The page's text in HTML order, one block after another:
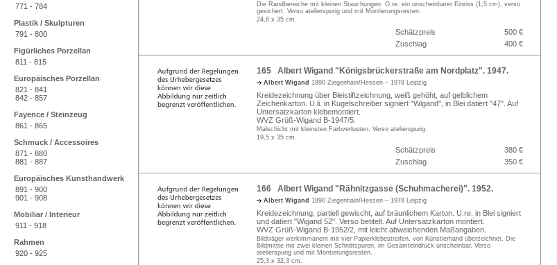
771 - 784
Plastik / Skulpturen
791 - 800
Figürliches Porzellan
811 - 815
Europäisches Porzellan
821 - 841
842 - 857
Fayence / Steinzeug
861 - 865
Schmuck / Accessoires
871 - 880
881 - 887
Europäisches Kunsthandwerk
891 - 900
901 - 908
Mobiliar / Interieur
911 - 918
Rahmen
920 - 925
Die Randbereiche mit kleinen Stauchungen. O.re. ein unscheinbarer Einriss (1,5 cm), verso
gesichert. Verso atelierspurig und mit Montierungsresten.
24,8 x 35 cm.
Schätzpreis
500 €
Zuschlag
400 €
165 Albert Wigand "Königsbrückerstraße am Nordplatz". 1947.
Albert Wigand 1890 Ziegenhain/Hessen – 1978 Leipzig
Kreidezeichnung über Bleistiftzeichnung, weiß gehöht, auf gelblichem
Zeichenkarton. U.li. in Kugelschreiber signiert "Wigand", in Blei datiert "47". Auf
Untersatzkarton klebemontiert.
WVZ Grüß-Wigand B-1947/5.
Malschicht mit kleinsten Farbverlusten. Verso atelierspurig.
19,5 x 35 cm.
Schätzpreis
380 €
Zuschlag
350 €
166 Albert Wigand "Rähnitzgasse (Schuhmacherei)". 1952.
Albert Wigand 1890 Ziegenhain/Hessen – 1978 Leipzig
Kreidezeichnung, partiell gewischt, auf bräunlichem Karton. U.re. in Blei signiert
und datiert "Wigand 52". Verso betitelt. Auf Untersatzkarton montiert.
WVZ Grüß-Wigand B-1952/2, mit leicht abweichenden Maßangaben.
Bildträger werkimmanent mit vier Papierklebestreifen, von Künstlerhand überzeichnet. Die
Bildmittte mit zwei kleinen Schnittspuren, im Gesamteindruck unscheinbar. Verso
atelierspurig und mit Montierungsresten.
25,3 x 32,3 cm.